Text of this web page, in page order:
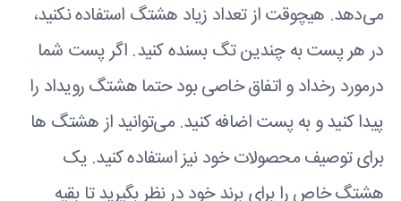
می‌دهد. هیچوقت از تعداد زیاد هشتگ استفاده نکنید،
در هر پست به چندین تگ بسنده کنید. اگر پست شما
درمورد رخداد و اتفاق خاصی بود حتما هشتگ رویداد را
پیدا کنید و به پست اضافه کنید. می‌توانید از هشتگ ها
برای توصیف محصولات خود نیز استفاده کنید. یک
هشتگ خاص را برای برند خود در نظر بگیرید تا بقیه